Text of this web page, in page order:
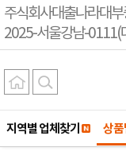
주식회사대출나라대부
2025-서울강남-0111(
지역별 업체찾기 상품